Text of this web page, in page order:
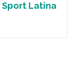
Sport Latina